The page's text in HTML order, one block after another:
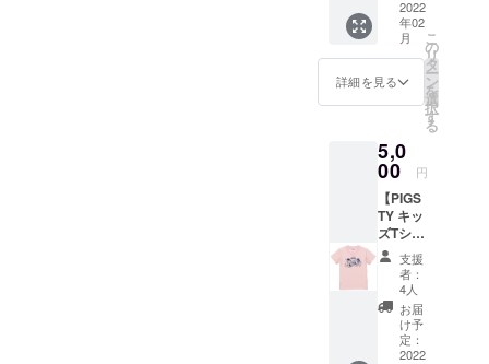
ヘーマ
(MAPP
PEACE
OUT!)
(ex.Two
layers
of
paint)
いっぺ
い
(SNAP
PUNCH
MOME
NT/MO
DERN
GOODD
し込み
時に
「上乗
せ支
援」が
ん、お
気持ち
で構い
ませ
ん。
ムの欄
にて公
開いた
しま
す。 ボ
ンス ウ
ルトラ
コット
ンTシャ
ツ カ
ラー：
未定 サ
イズ：
S/M/L/X
L ※備考
欄にご
希望の
カラー
COLOR
SAND
SIZE：
フリー
サイズ
ピグス
の階段
を降り
る時に
目に付
く『白
石劇
場』の
ロゴの
キャッ
プで
す。
（ライ
ブハウ
2022
年02
月
詳細を見る
こ
の
リ
タ
ー
ン
を
選
択
す
る
5,0
00 円
【PIGS
TY キッ
ズTシャ
ツ】
Shohei
（DON
KARNA
GE、
over
head
支援
者：
4人
お届
け予
定：
2022